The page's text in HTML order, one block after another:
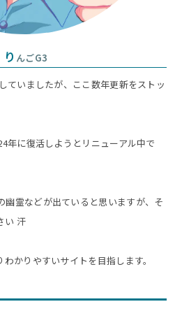
り んごG3
ていましたが、ここ数年更新をストッ
年に復活しようとリニューアル中で
幽霊などが出ていると思いますが、そ
い 汗
かりやすいサイトを目指します。